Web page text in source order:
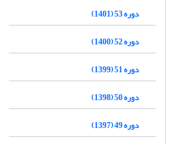
دوره 53 (1401)
دوره 52 (1400)
دوره 51 (1399)
دوره 50 (1398)
دوره 49 (1397)